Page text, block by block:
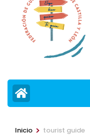
Inicio > tourist guide